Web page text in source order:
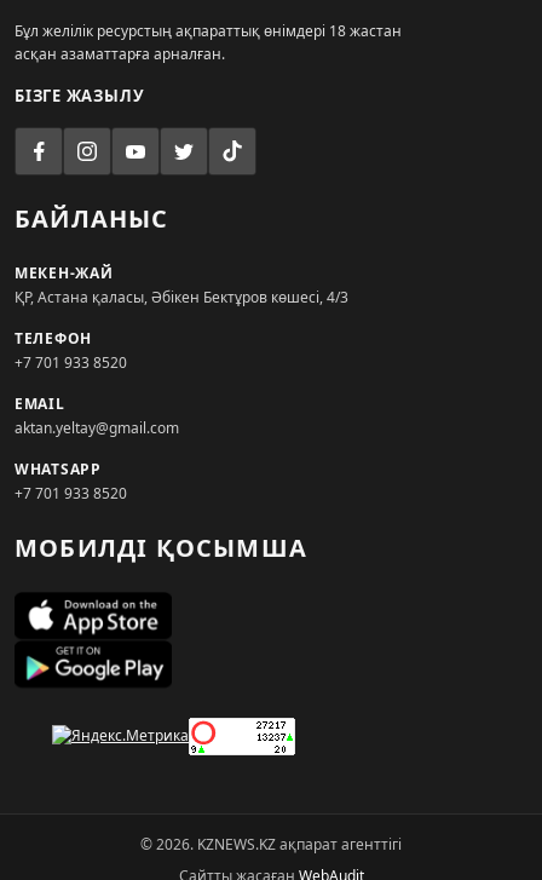
Бұл желілік ресурстың ақпараттық өнімдері 18 жастан
асқан азаматтарға арналған.
БІЗГЕ ЖАЗЫЛУ
БАЙЛАНЫС
МЕКЕН-ЖАЙ
ҚР, Астана қаласы, Әбікен Бектұров көшесі, 4/3
ТЕЛЕФОН
+7 701 933 8520
EMAIL
aktan.yeltay@gmail.com
WHATSAPP
+7 701 933 8520
МОБИЛДІ ҚОСЫМША
© 2026. KZNEWS.KZ ақпарат агенттігі
Сайтты жасаған WebAudit